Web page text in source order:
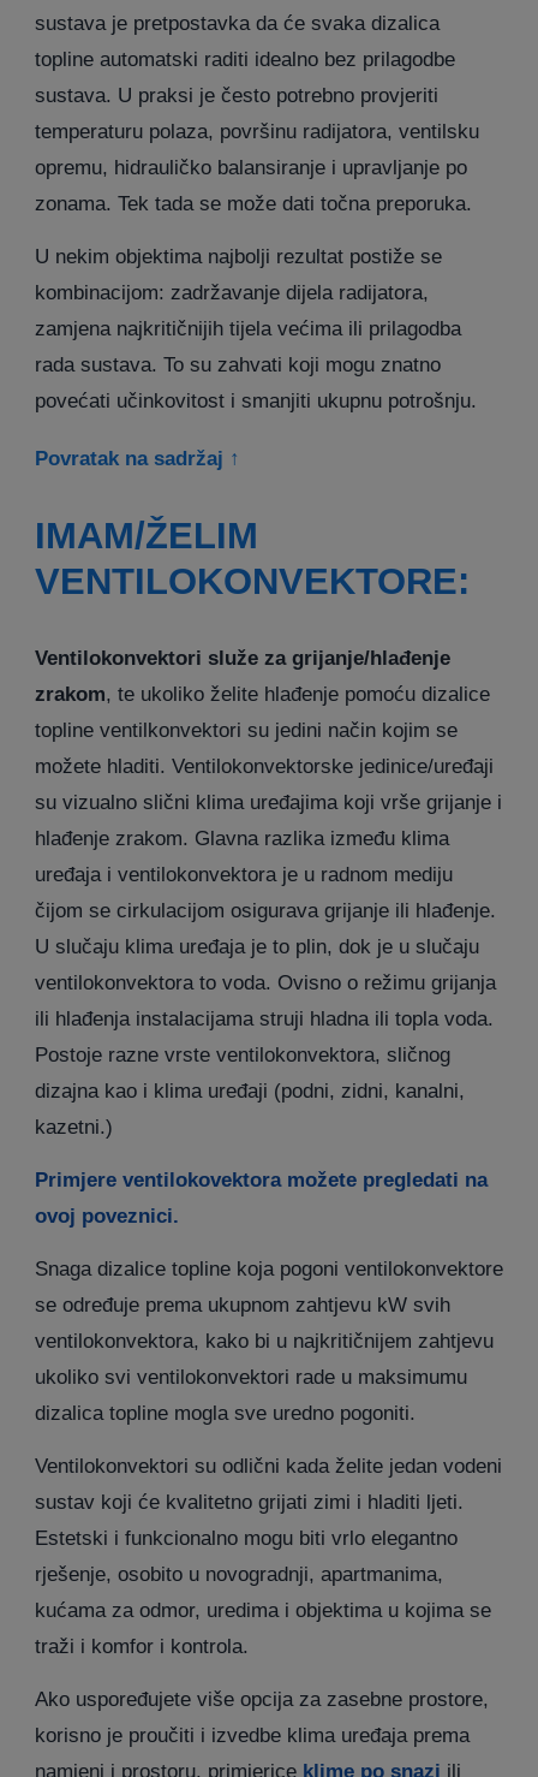
sustava je pretpostavka da će svaka dizalica
topline automatski raditi idealno bez prilagodbe
sustava. U praksi je često potrebno provjeriti
temperaturu polaza, površinu radijatora, ventilsku
opremu, hidrauličko balansiranje i upravljanje po
zonama. Tek tada se može dati točna preporuka.
U nekim objektima najbolji rezultat postiže se
kombinacijom: zadržavanje dijela radijatora,
zamjena najkritičnijih tijela većima ili prilagodba
rada sustava. To su zahvati koji mogu znatno
povećati učinkovitost i smanjiti ukupnu potrošnju.
Povratak na sadržaj ↑
IMAM/ŽELIM
VENTILOKONVEKTORE:
Ventilokonvektori služe za grijanje/hlađenje
zrakom, te ukoliko želite hlađenje pomoću dizalice
topline ventilkonvektori su jedini način kojim se
možete hladiti. Ventilokonvektorske jedinice/uređaji
su vizualno slični klima uređajima koji vrše grijanje i
hlađenje zrakom. Glavna razlika između klima
uređaja i ventilokonvektora je u radnom mediju
čijom se cirkulacijom osigurava grijanje ili hlađenje.
U slučaju klima uređaja je to plin, dok je u slučaju
ventilokonvektora to voda. Ovisno o režimu grijanja
ili hlađenja instalacijama struji hladna ili topla voda.
Postoje razne vrste ventilokonvektora, sličnog
dizajna kao i klima uređaji (podni, zidni, kanalni,
kazetni.)
Primjere ventilokovektora možete pregledati na
ovoj poveznici.
Snaga dizalice topline koja pogoni ventilokonvektore
se određuje prema ukupnom zahtjevu kW svih
ventilokonvektora, kako bi u najkritičnijem zahtjevu
ukoliko svi ventilokonvektori rade u maksimumu
dizalica topline mogla sve uredno pogoniti.
Ventilokonvektori su odlični kada želite jedan vodeni
sustav koji će kvalitetno grijati zimi i hladiti ljeti.
Estetski i funkcionalno mogu biti vrlo elegantno
rješenje, osobito u novogradnji, apartmanima,
kućama za odmor, uredima i objektima u kojima se
traži i komfor i kontrola.
Ako uspoređujete više opcija za zasebne prostore,
korisno je proučiti i izvedbe klima uređaja prema
namjeni i prostoru, primjerice klime po snazi ili